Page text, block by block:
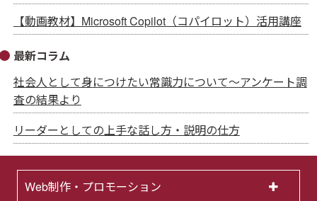
【動画教材】Microsoft Copilot（コパイロット）活用講座
最新コラム
社会人として身につけたい常識力について～アンケート調
査の結果より
リーダーとしての上手な話し方・説明の仕方
Web制作・プロモーション